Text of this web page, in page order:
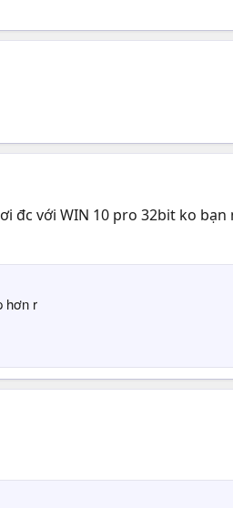
đc với WIN 10 pro 32bit ko bạn
hơn r